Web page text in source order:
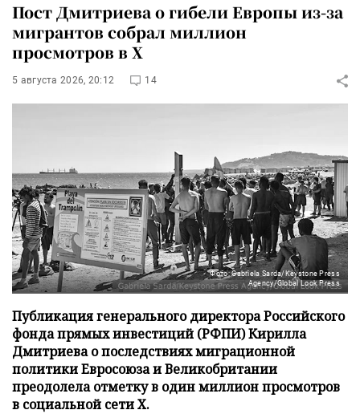
Пост Дмитриева о гибели Европы из-за
мигрантов собрал миллион
просмотров в X
5 августа 2026, 20:12 14
Фото: Gabriela Sarda/Keystone Press
Agency/Global Look Press
Публикация генерального директора Российского
фонда прямых инвестиций (РФПИ) Кирилла
Дмитриева о последствиях миграционной
политики Евросоюза и Великобритании
преодолела отметку в один миллион просмотров
в социальной сети X.